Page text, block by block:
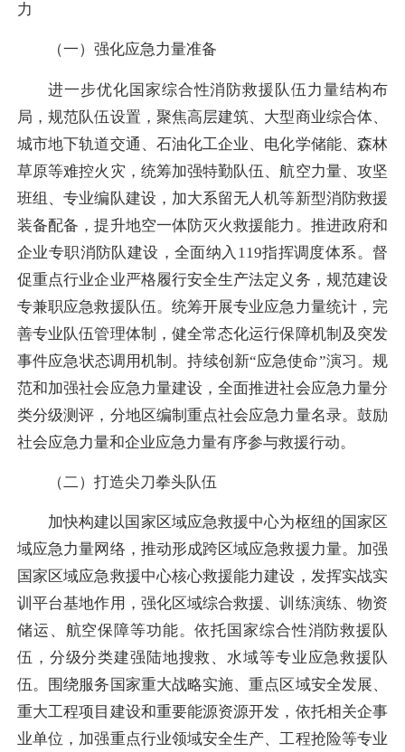
力
（一）强化应急力量准备
进一步优化国家综合性消防救援队伍力量结构布
局，规范队伍设置，聚焦高层建筑、大型商业综合体、
城市地下轨道交通、石油化工企业、电化学储能、森林
草原等难控火灾，统筹加强特勤队伍、航空力量、攻坚
班组、专业编队建设，加大系留无人机等新型消防救援
装备配备，提升地空一体防灭火救援能力。推进政府和
企业专职消防队建设，全面纳入119指挥调度体系。督
促重点行业企业严格履行安全生产法定义务，规范建设
专兼职应急救援队伍。统筹开展专业应急力量统计，完
善专业队伍管理体制，健全常态化运行保障机制及突发
事件应急状态调用机制。持续创新“应急使命”演习。规
范和加强社会应急力量建设，全面推进社会应急力量分
类分级测评，分地区编制重点社会应急力量名录。鼓励
社会应急力量和企业应急力量有序参与救援行动。
（二）打造尖刀拳头队伍
加快构建以国家区域应急救援中心为枢纽的国家区
域应急力量网络，推动形成跨区域应急救援力量。加强
国家区域应急救援中心核心救援能力建设，发挥实战实
训平台基地作用，强化区域综合救援、训练演练、物资
储运、航空保障等功能。依托国家综合性消防救援队
伍，分级分类建强陆地搜救、水域等专业应急救援队
伍。围绕服务国家重大战略实施、重点区域安全发展、
重大工程项目建设和重要能源资源开发，依托相关企事
业单位，加强重点行业领域安全生产、工程抢险等专业